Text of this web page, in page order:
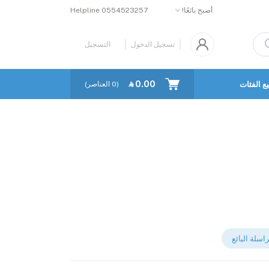
أصبح بائعًا! Helpline 0554523257
تسجيل الدخول التسجيل
الفئات ‎⃁ 0.00
(
0 العناصر)